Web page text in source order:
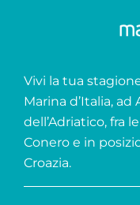
Vivi la tua
Marina d’Italia,
dell’Adriatico, fra
Conero e in
Croazia.